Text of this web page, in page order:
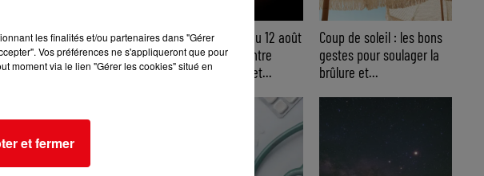
Éclipse solaire du 12 août
: où l’observer entre
Cannes et Nice et...
Coup de soleil : les bons
gestes pour soulager la
brûlure et...
les finalités et/ou partenaires dans "Gérer
Vos préférences ne s'appliqueront que pour
moment via le lien "Gérer les cookies" situé en
et fermer